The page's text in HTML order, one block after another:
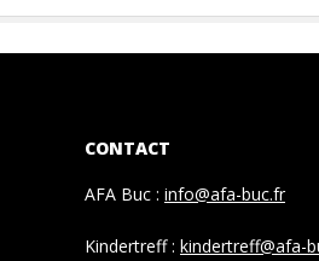
CONTACT
AFA Buc : info@afa-buc.fr
Kindertreff : kindertreff@afa-